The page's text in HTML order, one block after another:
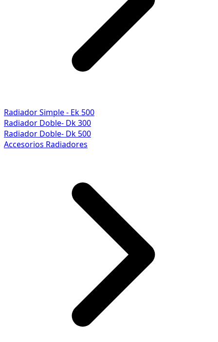
Radiador Simple - Ek 500
Radiador Doble- Dk 300
Radiador Doble- Dk 500
Accesorios Radiadores